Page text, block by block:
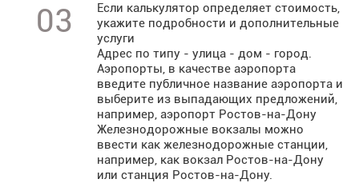
03
Если калькулятор определяет стоимость,
укажите подробности и дополнительные
услуги
Адрес по типу - улица - дом - город.
Аэропорты, в качестве аэропорта
введите публичное название аэропорта и
выберите из выпадающих предложений,
например, аэропорт Ростов-на-Дону
Железнодорожные вокзалы можно
ввести как железнодорожные станции,
например, как вокзал Ростов-на-Дону
или станция Ростов-на-Дону.